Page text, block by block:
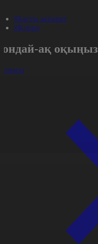
#Басты ақпарат
#Қоғам
ақ оқыңыз